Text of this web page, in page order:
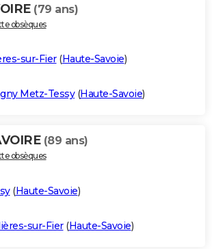
(79 ans)
obsèques
sur-Fier(Haute-Savoie)
Metz-Tessy(Haute-Savoie)
(89 ans)
obsèques
(Haute-Savoie)
sur-Fier(Haute-Savoie)